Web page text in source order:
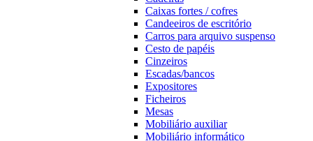
Caixas fortes / cofres
Candeeiros de escritório
Carros para arquivo suspenso
Cesto de papéis
Cinzeiros
Escadas/bancos
Expositores
Ficheiros
Mesas
Mobiliário auxiliar
Mobiliário informático